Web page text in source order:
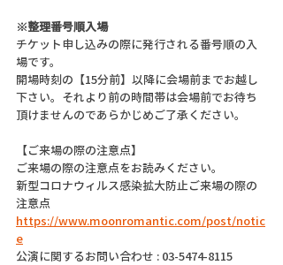
※整理番号順入場
チケット申し込みの際に発行される番号順の入
場です。
開場時刻の【15分前】以降に会場前までお越し
下さい。それより前の時間帯は会場前でお待ち
頂けませんのであらかじめご了承ください。
【ご来場の際の注意点】
ご来場の際の注意点をお読みください。
新型コロナウィルス感染拡大防止ご来場の際の
注意点
https://www.moonromantic.com/post/notic
e
公演に関するお問い合わせ : 03-5474-8115